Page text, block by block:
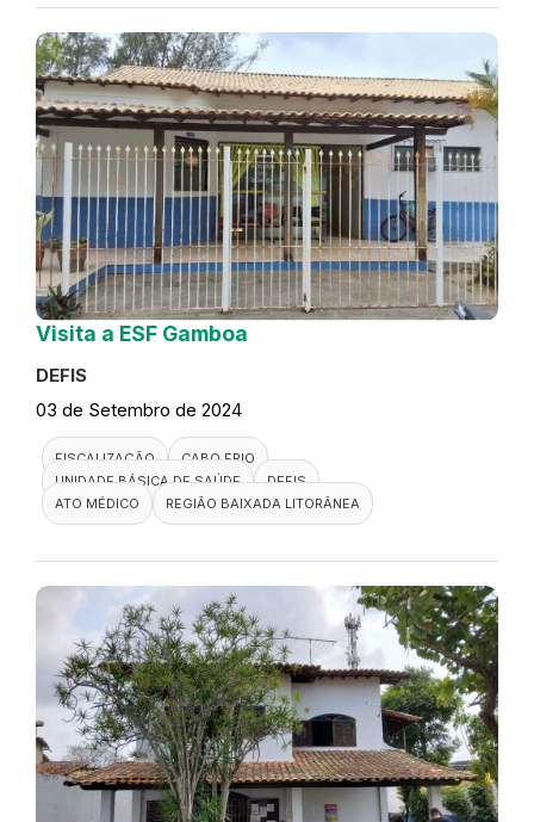
Visita a ESF Gamboa
DEFIS
03 de Setembro de 2024
FISCALIZAÇÃO
CABO FRIO
UNIDADE BÁSICA DE SAÚDE
DEFIS
ATO MÉDICO
REGIÃO BAIXADA LITORÂNEA